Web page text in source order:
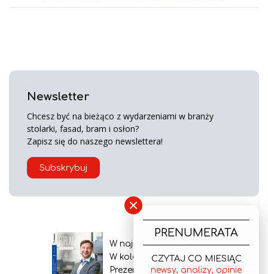
Newsletter
Chcesz być na bieżąco z wydarzeniami w branży
stolarki, fasad, bram i osłon?
Zapisz się do naszego newslettera!
Subskrybuj
W najnowszym wydaniu
W kolejnym numerze
Prezentacja gazety
×
PRENUMERATA
CZYTAJ CO MIESIĄC
newsy, analizy, opinie